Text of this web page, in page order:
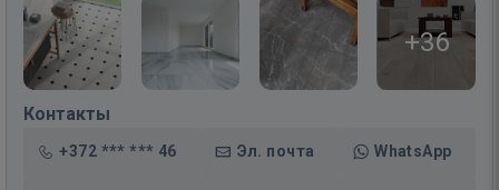
+36
Контакты
+372 *** *** 46 Эл. почта WhatsApp